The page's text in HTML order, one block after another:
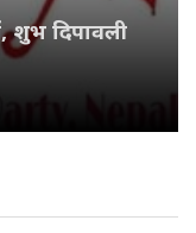
शुभ दिपावली